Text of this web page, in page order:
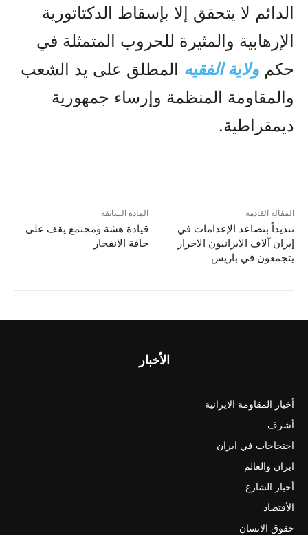
الدائم لا يتحقق إلا بإسقاط الدكتاتورية
الإرهابية والمثيرة للحروب المتمثلة في
حكم ولاية الفقيه المطلق على يد الشعب
والمقاومة المنظمة وإرساء جمهورية
ديمقراطية.
المادة السابقة
قيادة هشة ومجتمع يقف على
حافة الانفجار
المقالة القادمة
تنديداً بتصاعد الإعدامات في
إيران آلاف الایرانیون الاحرار
يتجمعون في باريس
الأخبار
أخبار المقاومة الايرانية
أشرف
احتجاجات في ايران
ايران والعالم
أخبار الشارع
الأقتصاد
حقوق الانسان